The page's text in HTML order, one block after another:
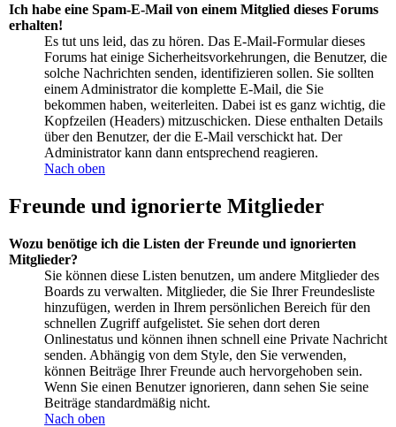
Ich habe eine Spam-E-Mail von einem Mitglied dieses Forums
erhalten!
Es tut uns leid, das zu hören. Das E-Mail-Formular dieses
Forums hat einige Sicherheitsvorkehrungen, die Benutzer, die
solche Nachrichten senden, identifizieren sollen. Sie sollten
einem Administrator die komplette E-Mail, die Sie
bekommen haben, weiterleiten. Dabei ist es ganz wichtig, die
Kopfzeilen (Headers) mitzuschicken. Diese enthalten Details
über den Benutzer, der die E-Mail verschickt hat. Der
Administrator kann dann entsprechend reagieren.
Nach oben
Freunde und ignorierte Mitglieder
Wozu benötige ich die Listen der Freunde und ignorierten
Mitglieder?
Sie können diese Listen benutzen, um andere Mitglieder des
Boards zu verwalten. Mitglieder, die Sie Ihrer Freundesliste
hinzufügen, werden in Ihrem persönlichen Bereich für den
schnellen Zugriff aufgelistet. Sie sehen dort deren
Onlinestatus und können ihnen schnell eine Private Nachricht
senden. Abhängig von dem Style, den Sie verwenden,
können Beiträge Ihrer Freunde auch hervorgehoben sein.
Wenn Sie einen Benutzer ignorieren, dann sehen Sie seine
Beiträge standardmäßig nicht.
Nach oben